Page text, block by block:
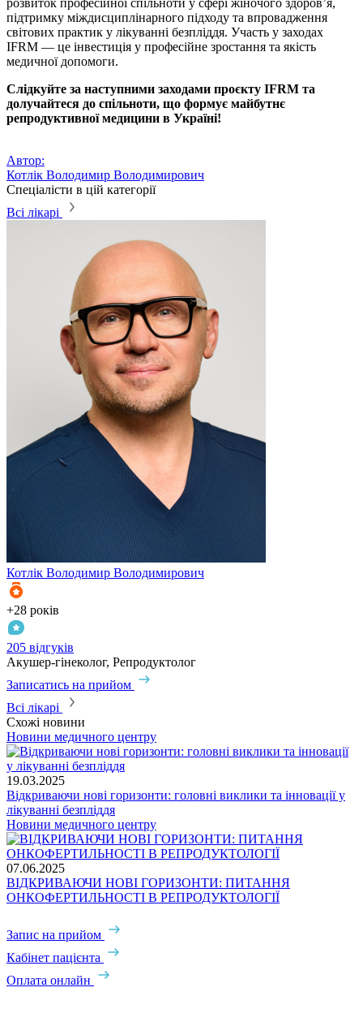
розвиток професійної спільноти у сфері жіночого здоров’я,
підтримку міждисциплінарного підходу та впровадження
світових практик у лікуванні безпліддя. Участь у заходах
IFRM — це інвестиція у професійне зростання та якість
медичної допомоги.
Слідкуйте за наступними заходами проєкту IFRM та
долучайтеся до спільноти, що формує майбутнє
репродуктивної медицини в Україні!
Автор:
Котлік Володимир Володимирович
Спеціалісти в цій категорії
Всі лікарі
Котлік Володимир Володимирович
+28 років
205 відгуків
Акушер-гінеколог, Репродуктолог
Записатись на прийом
Всі лікарі
Схожі новини
Новини медичного центру
19.03.2025
Відкриваючи нові горизонти: головні виклики та інновації у
лікуванні безпліддя
Новини медичного центру
07.06.2025
ВІДКРИВАЮЧИ НОВІ ГОРИЗОНТИ: ПИТАННЯ
ОНКОФЕРТИЛЬНОСТІ В РЕПРОДУКТОЛОГІЇ
Запис на прийом
Кабінет пацієнта
Оплата онлайн